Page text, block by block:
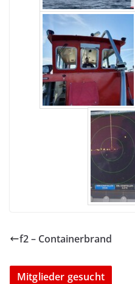
f2 – Containerbrand
Mitglieder gesucht